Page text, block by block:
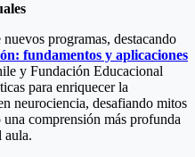
programas, destacando
fundamentos y aplicaciones
y Fundación Educacional
para enriquecer la
neurociencia, desafiando mitos
comprensión más profunda
aula.